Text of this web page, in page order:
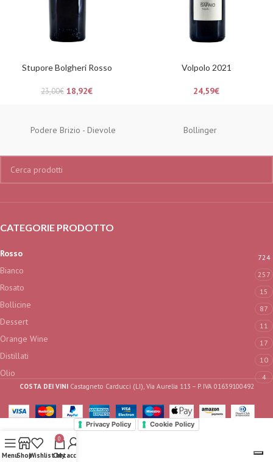
Stupore Bolgheri Rosso
23,00€ 18,92€
Volpolo 2021
24,59€
Podere Brizio - Dievole Bollinger
CATEGORIE PRODOTTO
Rosso 724
Bianco 257
Rosato 15
Bollicine 87
Dessert 11
Orange Wine 17
Distillati 10
Olio 4
COSTA DEI VINI Castagneto Carducci (LI), Via Aurelia 113 – P. IVA 01639100492
MenuShopWishlist
0
Cart
My account
Privacy Policy Cookie Policy